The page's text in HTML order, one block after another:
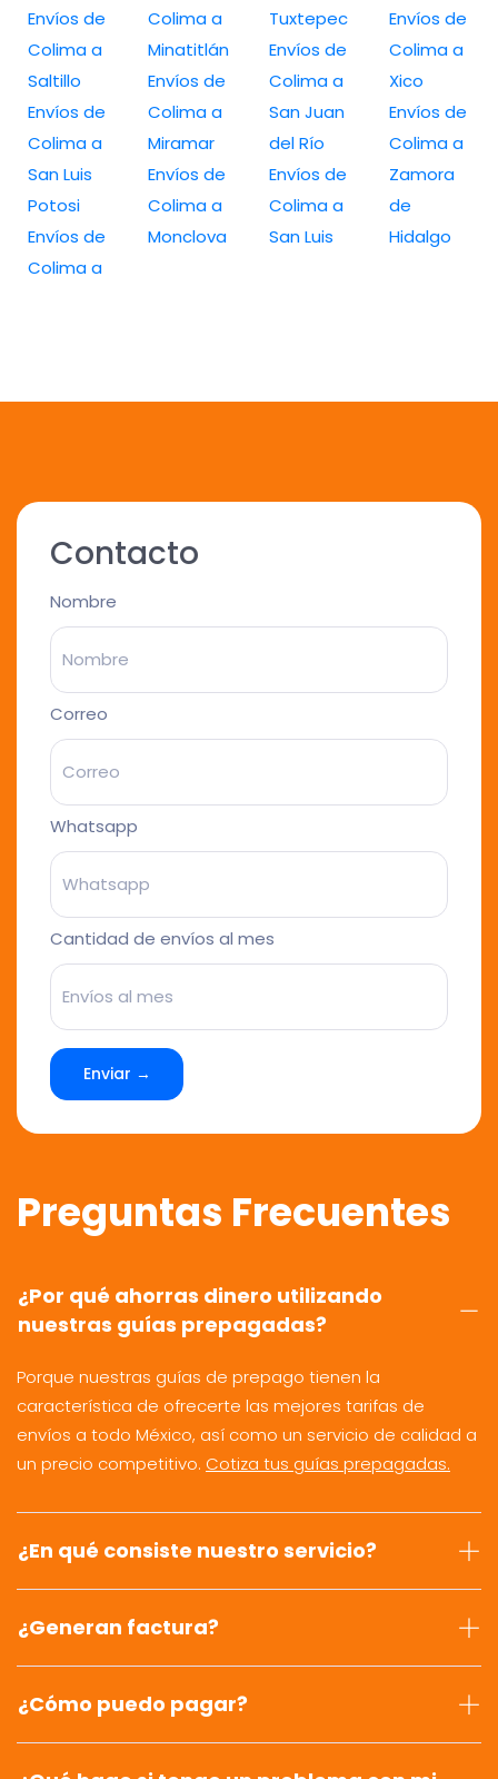
Envíos de
Colima a
Saltillo
Envíos de
Colima a
San Luis
Potosi
Envíos de
Colima a
Colima a
Minatitlán
Envíos de
Colima a
Miramar
Envíos de
Colima a
Monclova
Tuxtepec
Envíos de
Colima a
San Juan
del Río
Envíos de
Colima a
San Luis
Envíos de
Colima a
Xico
Envíos de
Colima a
Zamora
de
Hidalgo
Contacto
Nombre
Correo
Whatsapp
Cantidad de envíos al mes
Enviar →
Preguntas Frecuentes
¿Por qué ahorras dinero utilizando
nuestras guías prepagadas?
Porque nuestras guías de prepago tienen la
característica de ofrecerte las mejores tarifas de
envíos a todo México, así como un servicio de calidad a
un precio competitivo. Cotiza tus guías prepagadas.
¿En qué consiste nuestro servicio?
¿Generan factura?
¿Cómo puedo pagar?